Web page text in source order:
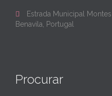

Estrada Municipal
Benavila, Portugal
Procurar